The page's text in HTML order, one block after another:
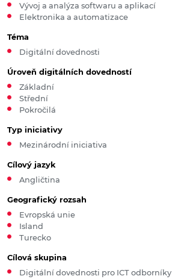
Vývoj a analýza softwaru a aplikací
Elektronika a automatizace
Téma
Digitální dovednosti
Úroveň digitálních dovedností
Základní
Střední
Pokročilá
Typ iniciativy
Mezinárodní iniciativa
Cílový jazyk
Angličtina
Geografický rozsah
Evropská unie
Island
Turecko
Cílová skupina
Digitální dovednosti pro ICT odborníky